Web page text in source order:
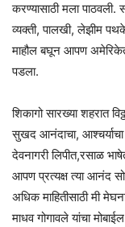
करण्यासाठी मला पाठवली.
व्यक्ती, पालखी, लेझीम
माहौल बघून आपण
पडला.
शिकागो सारख्या शहरात
सुखद आनंदाचा, आश्चर्याचा
देवनागरी लिपीत,रसाळ
आपण प्रत्यक्ष त्या आनंद
अधिक माहितीसाठी मी
माधव गोगावले यांचा